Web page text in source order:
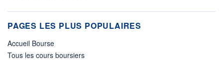
PAGES LES PLUS POPULAIRES
Accueil Bourse
Tous les cours boursiers